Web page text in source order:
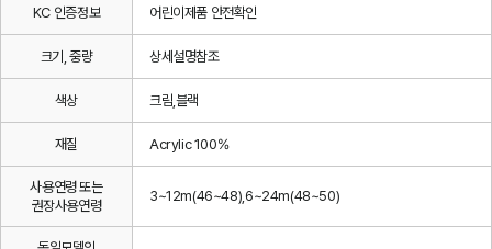
KC 인증정보 어린이제품 안전확인
크기, 중량 상세설명참조
색상 크림,블랙
재질 Acrylic 100%
사용연령 또는
권장사용연령
3~12m(46~48),6~24m(48~50)